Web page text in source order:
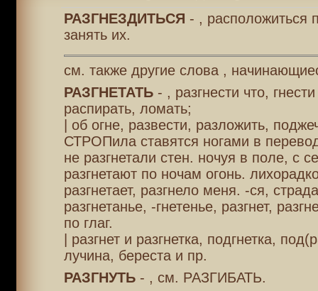
РАЗГНЕЗДИТЬСЯ - , расположиться
занять их.
см. также другие слова ,
РАЗГНЕТАТЬ- , разгнести что,
распирать, ломать;
| об огне, развести, разложить,
СТРОПила ставятся ногами в
не разгнетали стен. ночуя в поле, с
разгнетают по ночам огонь.
разгнетает, разгнело меня. -ся,
разгнетанье, -гнетенье, разгнет,
по глаг.
| разгнет и разгнетка, подгнетка,
лучина, береста и пр.
РАЗГНУТЬ- , см. РАЗГИБАТЬ.